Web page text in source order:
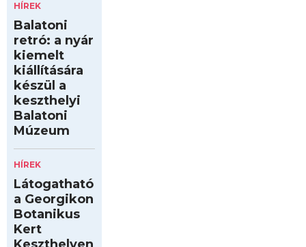
HÍREK
Balatoni
retró: a nyár
kiemelt
kiállítására
készül a
keszthelyi
Balatoni
Múzeum
HÍREK
Látogatható
a Georgikon
Botanikus
Kert